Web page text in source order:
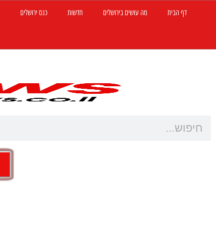
דף הבית מה עושים בירושלים חדשות כנס ירושלים